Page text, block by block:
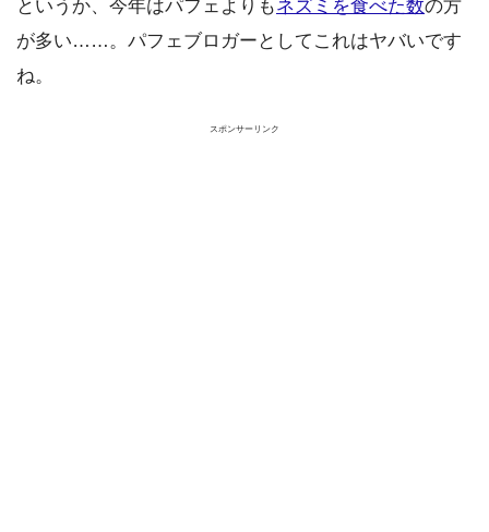
というか、今年はパフェよりもネズミを食べた数の方
が多い……。パフェブロガーとしてこれはヤバいです
ね。
スポンサーリンク